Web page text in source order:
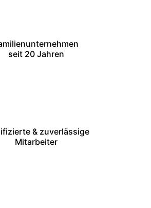
seit 20 Jahren
& zuverlässige
Mitarbeiter